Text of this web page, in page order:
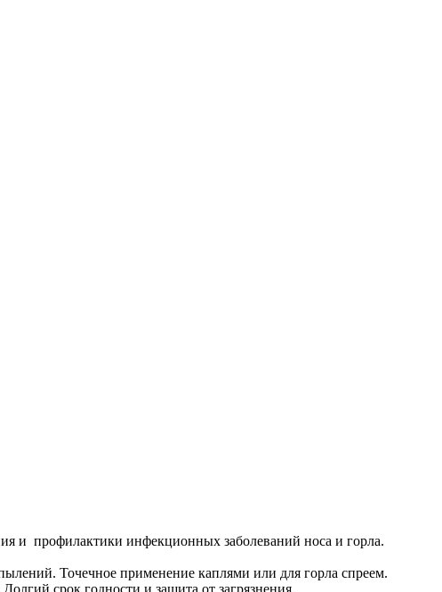
и профилактики инфекционных заболеваний носа и горла.
Точечное применение каплями или для горла спреем.